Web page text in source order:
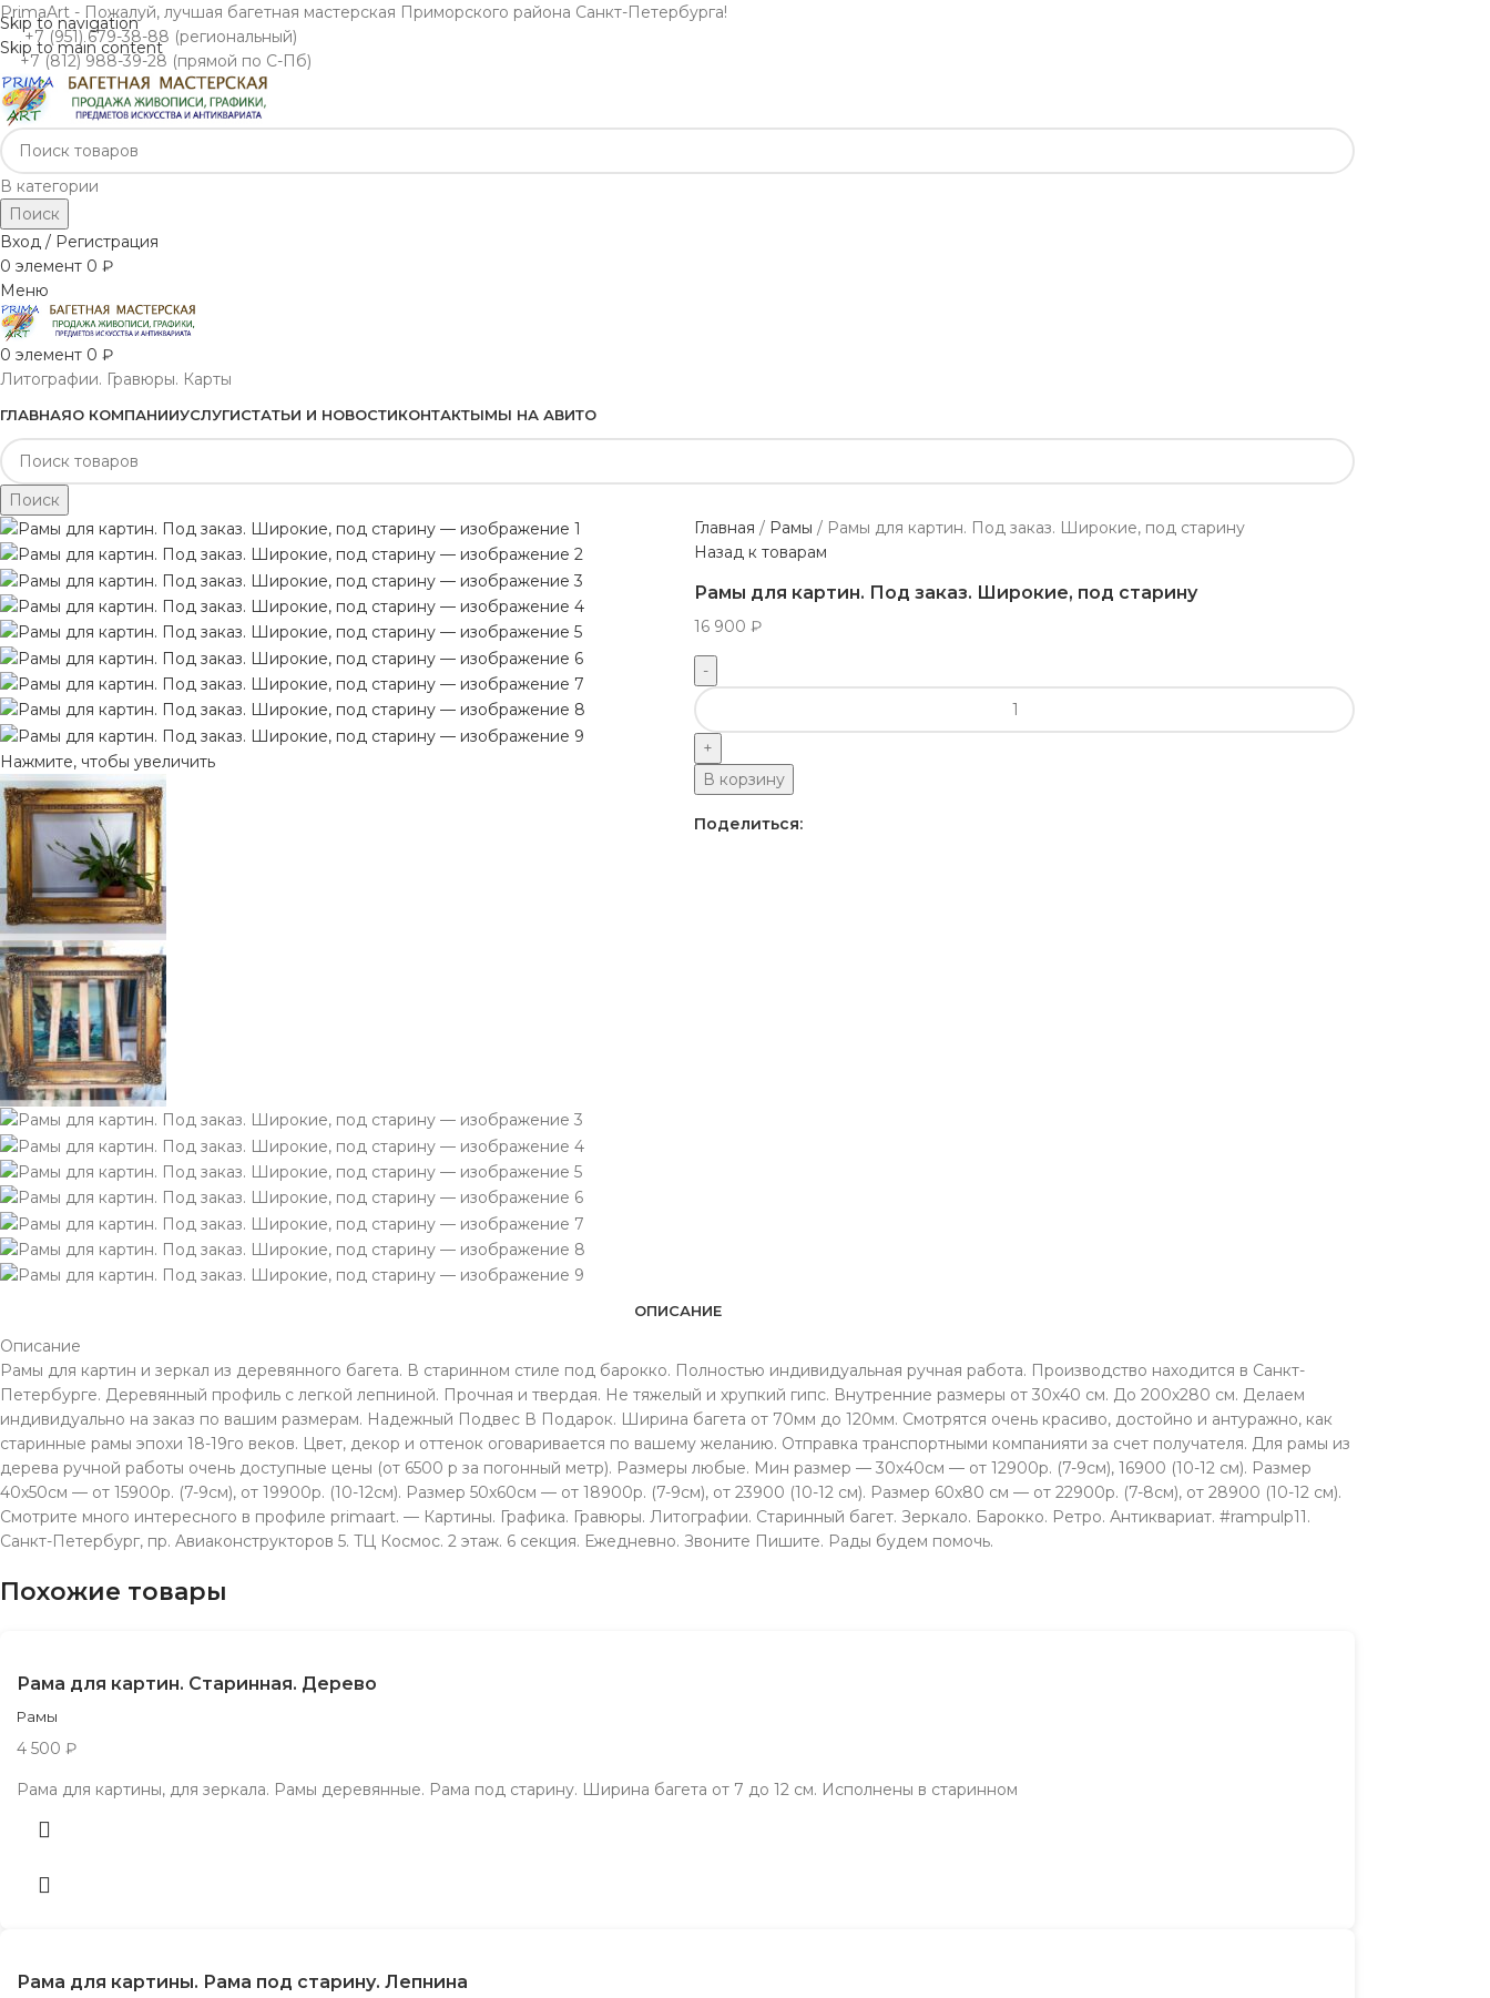
Skip to navigation
Skip to main content
PrimaArt - Пожалуй, лучшая багетная мастерская Приморского района Санкт-Петербурга!
+7 (951) 679-38-88 (региональный)
+7 (812) 988-39-28 (прямой по С-Пб)
В категории
Поиск
Вход / Регистрация
0 элемент 0 ₽
Меню
0 элемент 0 ₽
Литографии. Гравюры. Карты
ГЛАВНАЯО КОМПАНИИУСЛУГИСТАТЬИ И НОВОСТИКОНТАКТЫМЫ НА АВИТО
Поиск
Нажмите, чтобы увеличить
Главная Рамы
Рамы для картин. Под заказ. Широкие, под старину
Назад к товарам
Рамы для картин. Под заказ. Широкие, под старину
16 900 ₽
В корзину
Поделиться:
ОПИСАНИЕ
Описание
Рамы для картин и зеркал из деревянного багета. В старинном стиле под барокко. Полностью индивидуальная ручная работа. Производство находится в Санкт-
Петербурге. Деревянный профиль с легкой лепниной. Прочная и твердая. Не тяжелый и хрупкий гипс. Внутренние размеры от 30х40 см. До 200х280 см. Делаем
индивидуально на заказ по вашим размерам. Надежный Подвес В Подарок. Ширина багета от 70мм до 120мм. Смотрятся очень красиво, достойно и антуражно, как
старинные рамы эпохи 18-19го веков. Цвет, декор и оттенок оговаривается по вашему желанию. Отправка транспортными компанияти за счет получателя. Для рамы из
дерева ручной работы очень доступные цены (от 6500 р за погонный метр). Размеры любые. Мин размер — 30х40см — от 12900р. (7-9см), 16900 (10-12 см). Размер
40х50см — от 15900р. (7-9см), от 19900р. (10-12см). Размер 50х60см — от 18900р. (7-9см), от 23900 (10-12 см). Размер 60х80 см — от 22900р. (7-8см), от 28900 (10-12 см).
Смотрите много интересного в профиле primaart. — Картины. Графика. Гравюры. Литографии. Старинный багет. Зеркало. Барокко. Ретро. Антиквариат. #rampulp11.
Санкт-Петербург, пр. Aвиаконструкторов 5. TЦ Космос. 2 этаж. 6 секция. Ежeдневно. Звонитe Пишите. Рады будeм помочь.
Похожие товары
Рама для картин. Старинная. Дерево
Рамы
4 500 ₽
Рама для картины, для зеркала. Рамы деревянные. Рама под старину. Ширина багета от 7 до 12 см. Исполнены в старинном
Рама для картины. Рама под старину. Лепнина